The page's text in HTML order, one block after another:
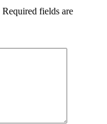
Required fields are